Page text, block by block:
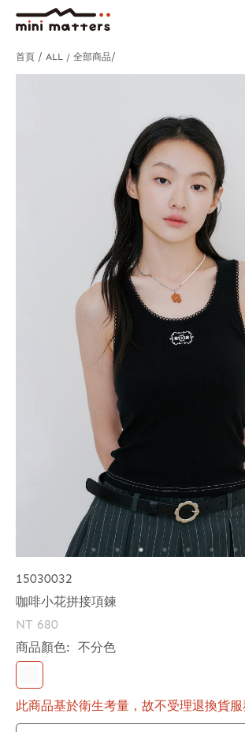
首頁 ALL / 全部商品
15030032
咖啡小花拼接項鍊
NT 680
商品顏色: 不分色
此商品基於衛生考量，故不受理退換貨服